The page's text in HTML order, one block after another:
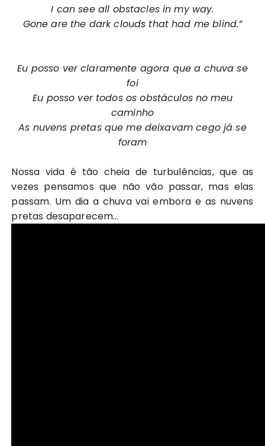
I can see all obstacles in my way.
Gone are the dark clouds that had me blind.”
Eu posso ver claramente agora que a chuva se
foi
Eu posso ver todos os obstáculos no meu
caminho
As nuvens pretas que me deixavam cego já se
foram
Nossa vida é tão cheia de turbulências, que as
vezes pensamos que não vão passar, mas elas
passam. Um dia a chuva vai embora e as nuvens
pretas desaparecem…